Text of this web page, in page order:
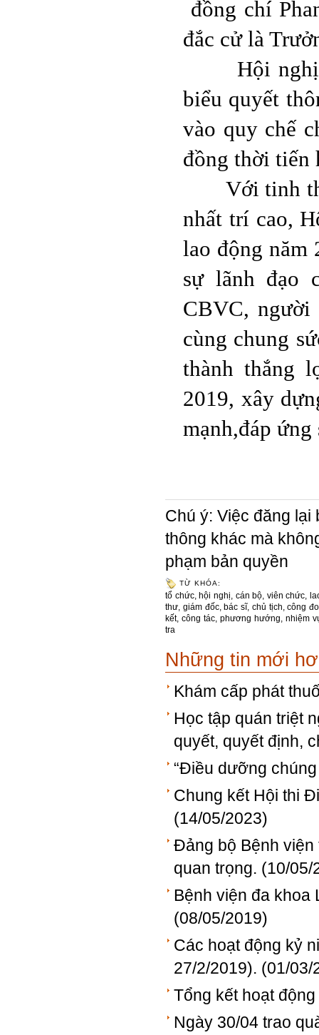
đồng chí
đắc cử là
Hội nghị
biểu quyết
vào quy chế
đồng thời tiến
Với tinh
nhất trí cao,
lao động năm
sự lãnh đạo
CBVC, người
cùng chung
thành thắng
2019, xây
mạnh,đáp
Chú ý: Việc đăng
thông khác mà
phạm bản quyền
TỪ KHÓA:
tổ chức, hội nghị, cán bộ, viên chức,
thư, giám đốc, bác sĩ, chủ tịch,công
kết, công tác, phương hướng, nhiệm
tra
Những tin mới
Khám cấp phát
Học tập quán triệt
quyết, quyết định,
“Điều dưỡng
Chung kết Hội thi
(14/05/2023)
Đảng bộ Bệnh viện
quan trọng. (10/05/
Bệnh viện đa khoa
(08/05/2019)
Các hoạt động kỷ
27/2/2019). (01/03/
Tổng kết hoạt
Ngày 30/04 trao